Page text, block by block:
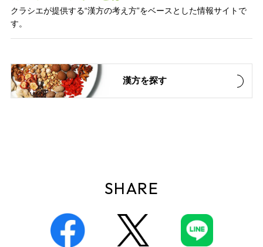
クラシエが提供する“漢方の考え方”をベースとした情報サイトで
す。
漢方を探す
SHARE